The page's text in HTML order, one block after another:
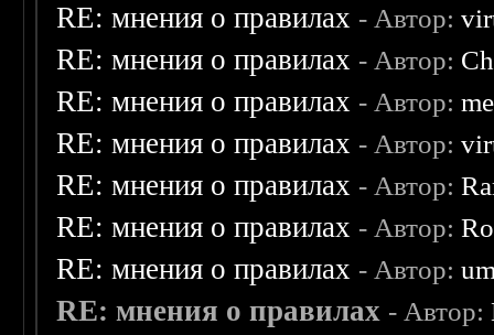
RE: мнения о правилах - Автор:
RE: мнения о правилах - Автор:
RE: мнения о правилах - Автор:
RE: мнения о правилах - Автор:
RE: мнения о правилах - Автор:
RE: мнения о правилах - Автор:
RE: мнения о правилах - Автор:
RE: мнения о правилах - Автор: